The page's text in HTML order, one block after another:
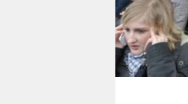
abo